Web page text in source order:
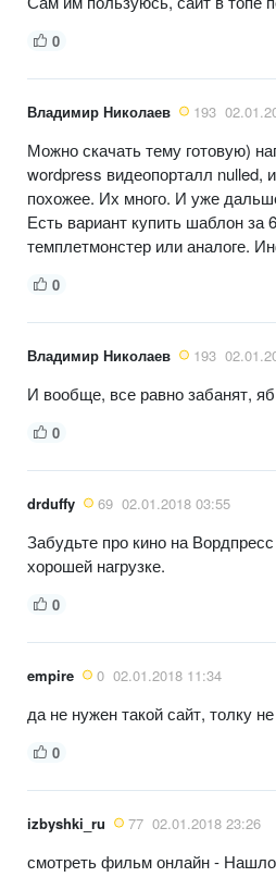
0
Владимир Николаев 193
Можно скачать тему готовую)
wordpress видеопорталл nulled,
похожее. Их много. И уже
Есть вариант купить шаблон за
темплетмонстер или аналоге.
0
Владимир Николаев 193
И вообще, все равно забанят,
0
drduffy 69 02.01.2018 03:55
Забудьте про кино на
хорошей нагрузке.
0
empire 0 02.01.2018 11:34
да не нужен такой сайт, толку
0
izbyshki_ru 77 02.01.2018 23:26
смотреть фильм онлайн -